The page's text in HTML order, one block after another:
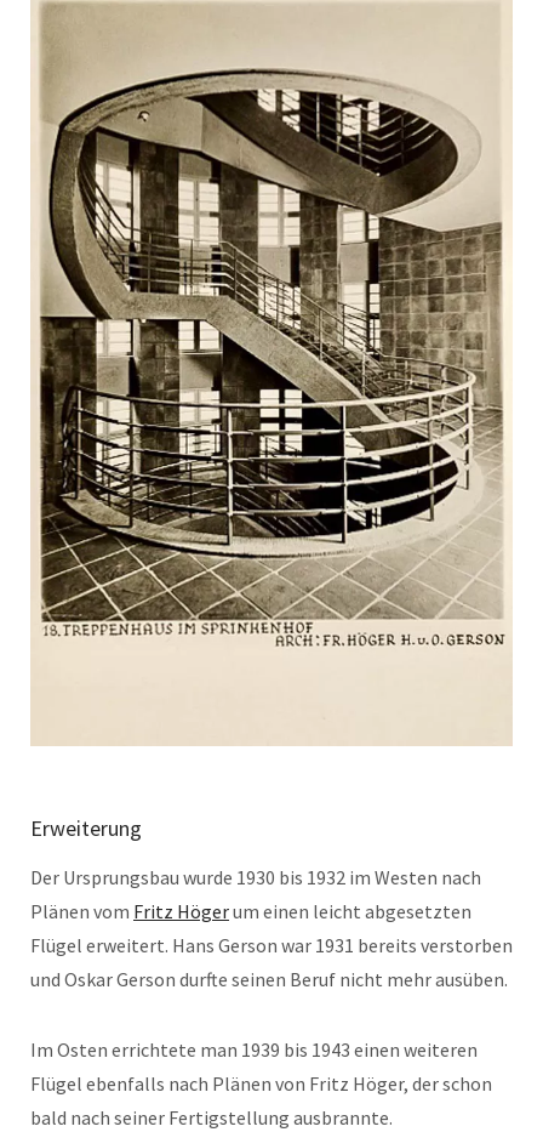
Erweiterung
Der Ursprungsbau wurde 1930 bis 1932 im Westen nach
Plänen vom Fritz Högerum einen leicht abgesetzten
Flügel erweitert. Hans Gerson war 1931 bereits verstorben
und Oskar Gerson durfte seinen Beruf nicht mehr ausüben.
Im Osten errichtete man 1939 bis 1943 einen weiteren
Flügel ebenfalls nach Plänen von Fritz Höger, der schon
bald nach seiner Fertigstellung ausbrannte.